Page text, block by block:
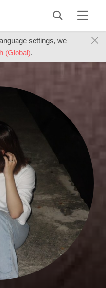
settings, we
(Global).